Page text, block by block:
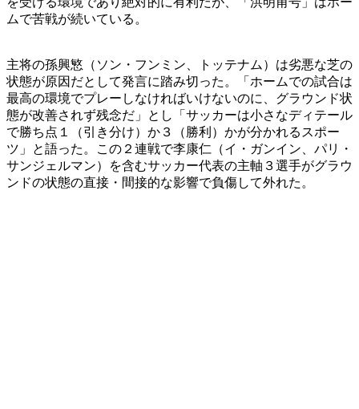
ムで苦戦が続いている。
主将の孫興慜（ソン・フンミン、トッテナム）は劣悪な芝の
状態が原因だとして発言に踏み切った。「ホームでの試合は
最高の環境でプレーしなければいけないのに、グラウンド状
態が改善されず残念だ」とし「サッカーは小さなディテール
で勝ち点１（引き分け）か３（勝利）かが分かれるスポー
ツ」と語った。この２連戦で李康仁（イ・ガンイン、パリ・
サンジェルマン）を含むサッカー代表の主軸３選手がグラウ
ンドの状態の直接・間接的な影響で負傷して外れた。